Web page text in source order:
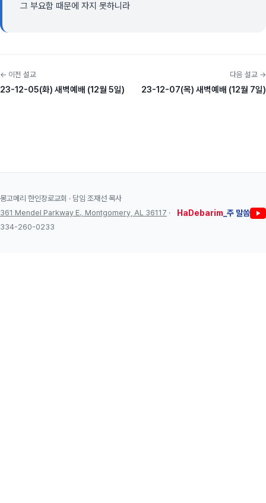
그 부요함 때문에 자지 못하니라
← 이전 설교
23-12-05(화) 새벽예배 (12월 5일)
다음 설교 →
23-12-07(목) 새벽예배 (12월 7일)
몽고메리 한인장로교회 · 담임 조재선 목사
361 Mendel Parkway E., Montgomery, AL 36117 ·
334-260-0233
HaDebarim _주 말씀